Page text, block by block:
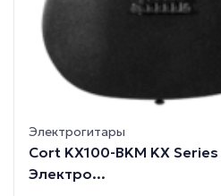
Электрогитары
Cort KX100-BKM KX Series
Электро...